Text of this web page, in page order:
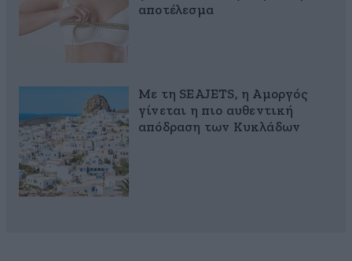
αποτέλεσμα
Με τη SEAJETS, η Αμοργός
γίνεται η πιο αυθεντική
απόδραση των Κυκλάδων